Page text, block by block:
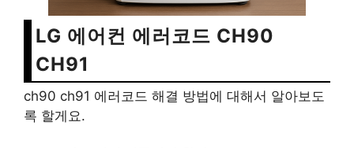
LG 에어컨 에러코드 CH90
CH91
ch90 ch91 에러코드 해결 방법에 대해서 알아보도
록 할게요.